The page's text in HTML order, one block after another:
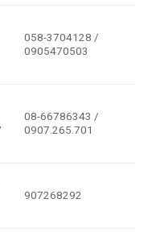
058-3704128 /
0905470503
08-66786343 /
0907.265.701
907268292